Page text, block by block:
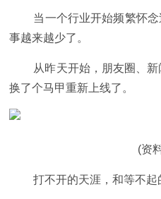
当一个行业开始频繁怀
事越来越少了。
从昨天开始，朋友圈、
换了个马甲重新上线了。
(资
打不开的天涯，和等不起